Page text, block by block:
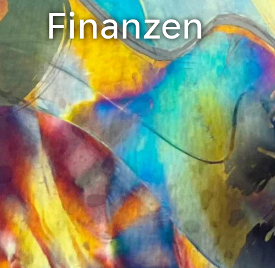
Finanzen